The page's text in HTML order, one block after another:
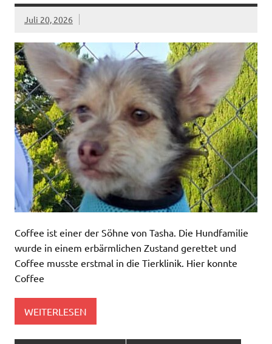
Juli 20, 2026
Coffee ist einer der Söhne von Tasha. Die Hundfamilie
wurde in einem erbärmlichen Zustand gerettet und
Coffee musste erstmal in die Tierklinik. Hier konnte
Coffee
WEITERLESEN